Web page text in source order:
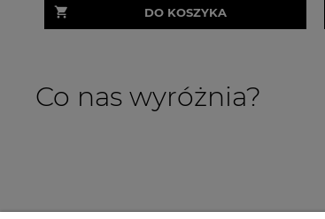
DO KOSZYKA
Co nas wyróżnia?